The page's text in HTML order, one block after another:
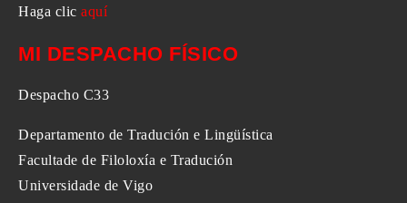
Haga clic aquí
MI DESPACHO FÍSICO
Despacho C33
Departamento de Tradución e Lingüística
Facultade de Filoloxía e Tradución
Universidade de Vigo